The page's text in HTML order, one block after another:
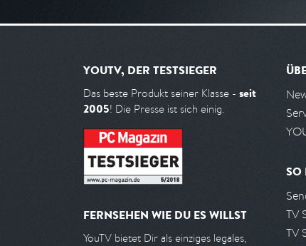
YOUTV, DER TESTSIEGER
Das beste Produkt seiner Klasse - seit
2005! Die Presse ist sich einig.
FERNSEHEN WIE DU ES WILLST
YouTV bietet Dir als einziges legales,
SO
TV
TV